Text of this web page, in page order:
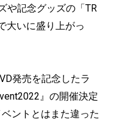
や記念グッズの「TR
大いに盛り上がっ
発売を記念したラ
』の開催決定
ントとはまた違った